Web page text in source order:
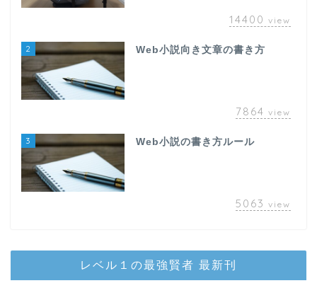
14400 view
2 Web小説向き文章の書き方
7864 view
3 Web小説の書き方ルール
5063 view
レベル１の最強賢者 最新刊